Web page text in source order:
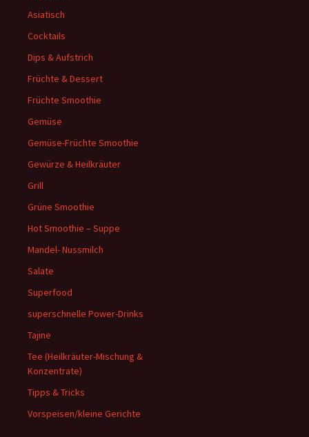
Asiatisch
Cocktails
Dips & Aufstrich
Früchte & Dessert
Früchte Smoothie
Gemüse
Gemüse-Früchte Smoothie
Gewürze & Heilkräuter
Grill
Grüne Smoothie
Hot Smoothie – Suppe
Mandel- Nussmilch
Salate
Superfood
superschnelle Power-Drinks
Tajine
Tee (Heilkräuter-Mischung &
Konzentrate)
Tipps & Tricks
Vorspeisen/kleine Gerichte